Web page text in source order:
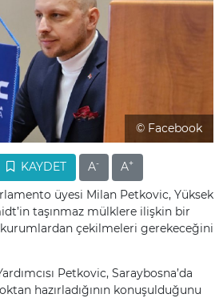
© Facebook
KAYDET A- A+
üyesi Milan Petkovic, Yüksek
taşınmaz mülklere ilişkin bir
çekilmeleri gerekeceğini
Petkovic, Saraybosna’da
hazırladığının konuşulduğunu